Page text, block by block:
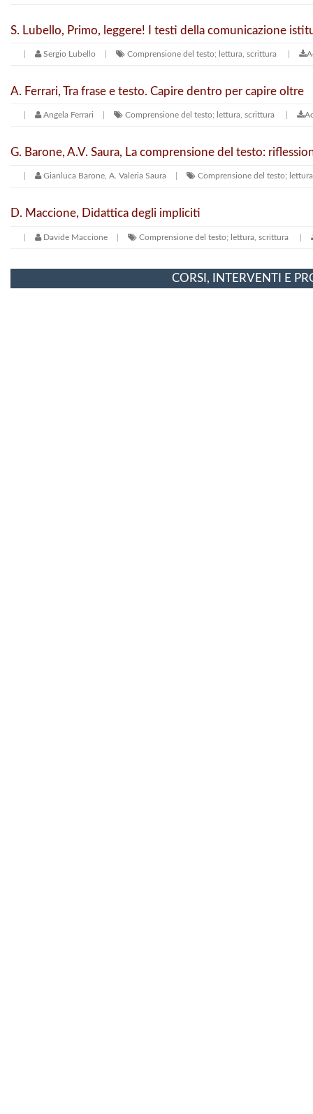
S. Lubello, Primo, leggere! I testi della comunicazione
Sergio Lubello Comprensione del testo; lettura, scrittura
A. Ferrari, Tra frase e testo. Capire dentro per capire oltre
Angela Ferrari Comprensione del testo; lettura, scrittura
G. Barone, A.V. Saura, La comprensione del testo:
Gianluca Barone, A. Valeria Saura Comprensione del testo;
D. Maccione, Didattica degli impliciti
Davide Maccione Comprensione del testo; lettura, scrittura
CORSI, INTERVENTI E